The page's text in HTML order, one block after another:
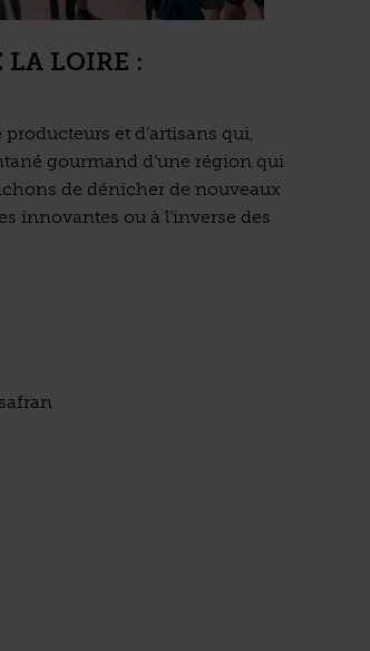
LA LOIRE :
et d’artisans qui,
gourmand d’une région qui
de dénicher de nouveaux
innovantes ou à l’inverse des
et safran